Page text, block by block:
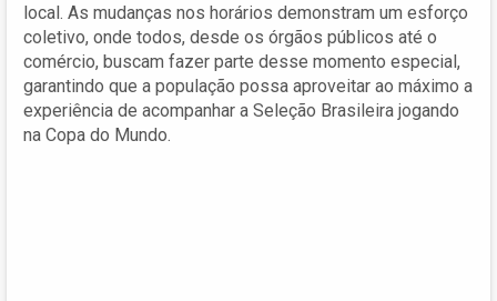
local. As mudanças nos horários demonstram um esforço
coletivo, onde todos, desde os órgãos públicos até o
comércio, buscam fazer parte desse momento especial,
garantindo que a população possa aproveitar ao máximo a
experiência de acompanhar a Seleção Brasileira jogando
na Copa do Mundo.